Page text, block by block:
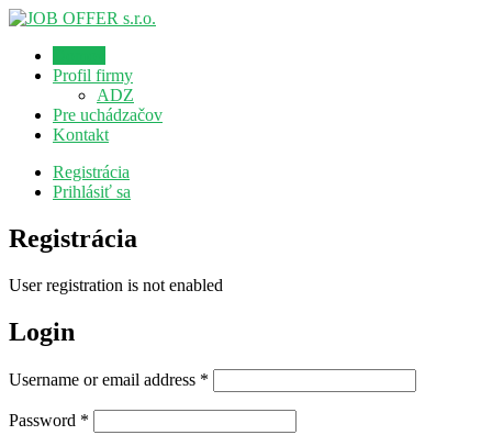
Profil firmy
ADZ
Pre uchádzačov
Kontakt
Registrácia
Prihlásiť sa
Registrácia
User registration is not enabled
Login
Username or email address *
Password *